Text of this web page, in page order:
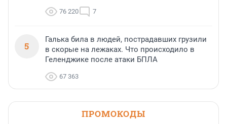
76 220 7
5
Галька била в людей, пострадавших грузили
в скорые на лежаках. Что происходило в
Геленджике после атаки БПЛА
67 363
ПРОМОКОДЫ